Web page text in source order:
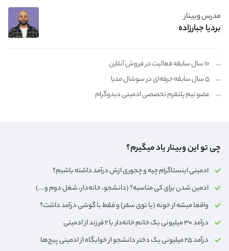
مدرس وبینار
بردیا جبارزاده
۱۰ سال سابقه فعالیت در فروش آنلاین
۵ سال سابقه حرفه‌ای در سوشال مدیا
عضو تیم پلتفرم تخصصی ادمینی دیدوگرام
چی تو این وبینار یاد میگیرم؟
ادمینی اینستاگرام چیه و چجوری ازش درآمد داشته باشیم؟
ادمین شدن برای کی مناسبه؟ (دانشجو، خانه‌دار،‌ شغل دوم و...)
واقعا میشه از خونه (یا توی سفر) و فقط با گوشی درآمد داشت؟
درآمد ۳۰ میلیونی یک خانم خانه‌دار با ۲ فرزند از ادمینی
درآمد ۲۵ میلیونی یک دختر دانشجو از خوابگاه از ادمینی پیج‌ها